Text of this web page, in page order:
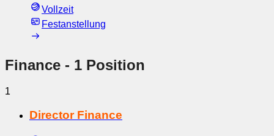
Vollzeit
Festanstellung
Finance - 1 Position
1
Director Finance